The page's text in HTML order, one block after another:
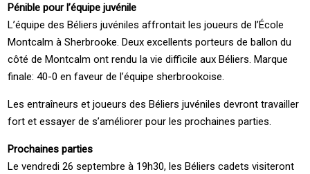
Pénible pour l’équipe juvénile
L’équipe des Béliers juvéniles affrontait les joueurs de l’École
Montcalm à Sherbrooke. Deux excellents porteurs de ballon du
côté de Montcalm ont rendu la vie difficile aux Béliers. Marque
finale: 40-0 en faveur de l’équipe sherbrookoise.
Les entraîneurs et joueurs des Béliers juvéniles devront travailler
fort et essayer de s’améliorer pour les prochaines parties.
Prochaines parties
Le vendredi 26 septembre à 19h30, les Béliers cadets visiteront